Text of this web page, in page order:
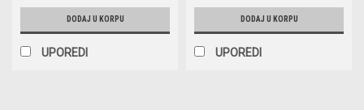
DODAJ U KORPU
UPOREDI
DODAJ U KORPU
UPOREDI